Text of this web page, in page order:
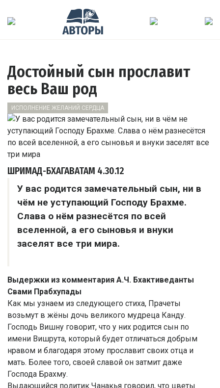
Достойный сын прославит
весь Ваш род
ИСПОЛНЕНИЕ ЖЕЛАНИЙ СЕРДЦА
ШРИМАД-БХАГАВАТАМ 4.30.12
У вас родится замечательный сын, ни в
чём не уступающий Господу Брахме.
Слава о нём разнесётся по всей
вселенной, а его сыновья и внуки
заселят все три мира.
Выдержки из комментария А.Ч. Бхактиведанты
Свами Прабхупады
Как мы узнаем из следующего стиха, Прачеты
возьмут в жёны дочь великого мудреца Канду.
Господь Вишну говорит, что у них родится сын по
имени Вишрута, который будет отличаться добрым
нравом и благодаря этому прославит своих отца и
мать. Более того, своей славой он затмит даже
Господа Брахму.
Выдающийся политик Чанакья говорил, что цветы